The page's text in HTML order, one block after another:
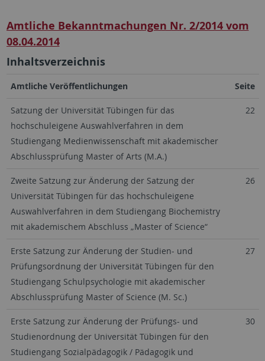
Amtliche Bekanntmachungen Nr. 2/2014 vom
08.04.2014
Inhaltsverzeichnis
Amtliche Veröffentlichungen Seite
Satzung der Universität Tübingen für das
hochschuleigene Auswahlverfahren in dem
Studiengang Medienwissenschaft mit akademischer
Abschlussprüfung Master of Arts (M.A.)
22
Zweite Satzung zur Änderung der Satzung der
Universität Tübingen für das hochschuleigene
Auswahlverfahren in dem Studiengang Biochemistry
mit akademischem Abschluss „Master of Science“
26
Erste Satzung zur Änderung der Studien- und
Prüfungsordnung der Universität Tübingen für den
Studiengang Schulpsychologie mit akademischer
Abschlussprüfung Master of Science (M. Sc.)
27
Erste Satzung zur Änderung der Prüfungs- und
Studienordnung der Universität Tübingen für den
Studiengang Sozialpädagogik / Pädagogik und
30